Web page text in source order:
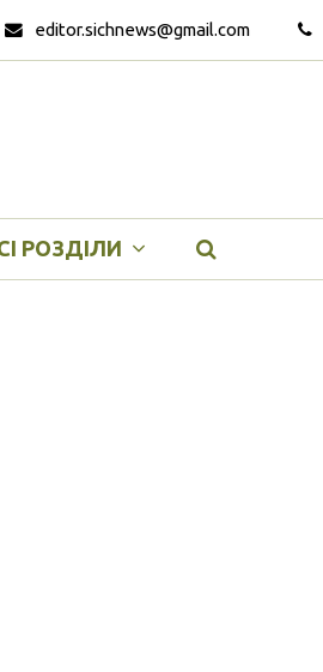
editor.sichnews@gmail.com
РОЗДІЛИ